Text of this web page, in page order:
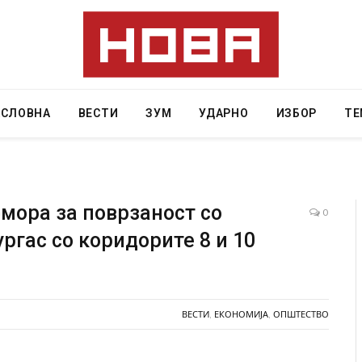
ВЕСТИ ЗУМ УДАРНО ИЗБОР
за поврзаност со
со коридорите 8 и 10
0
ВЕСТИ ЕКОНОМИЈА ОПШТЕСТВО
бил
Најмалку седум мртви во нападот врз училиште